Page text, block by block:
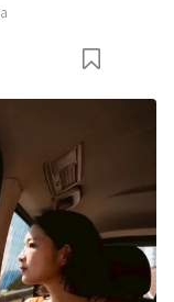
購買點數